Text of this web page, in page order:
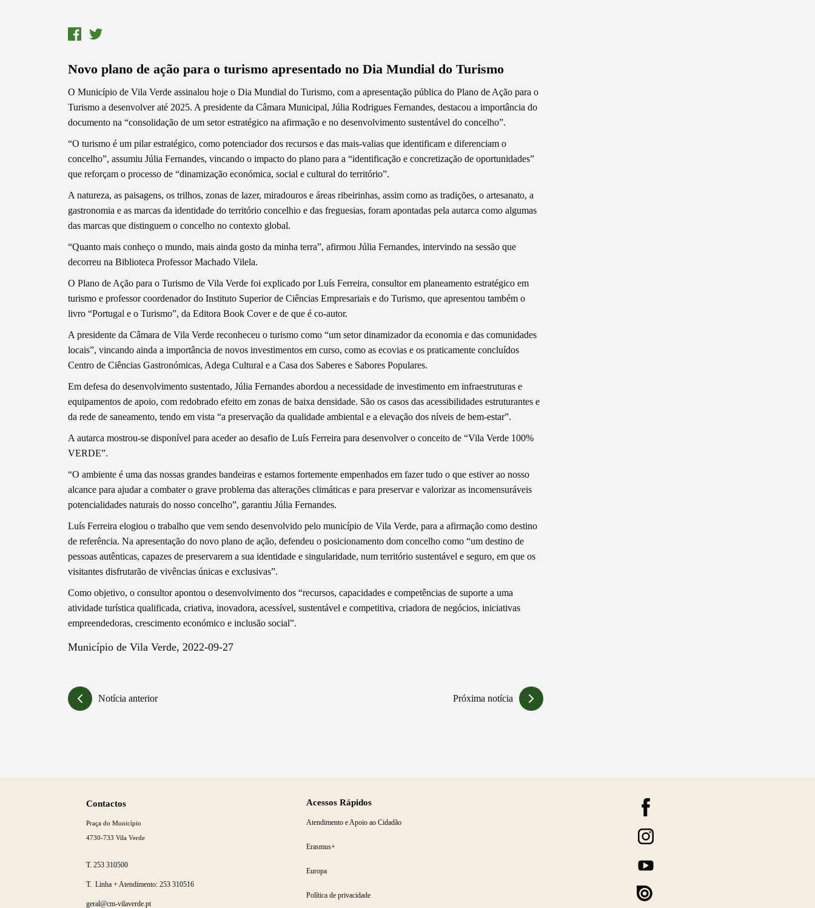
Termo de Pesquisa
Categorias gerais
Filtros
Novo plano de ação para o turismo apresentado no Dia Mundial do Turismo
O Município de Vila Verde assinalou hoje o Dia Mundial do Turismo, com a apresentação pública do Plano de Ação para o
Turismo a desenvolver até 2025. A presidente da Câmara Municipal, Júlia Rodrigues Fernandes, destacou a importância do
documento na “consolidação de um setor estratégico na afirmação e no desenvolvimento sustentável do concelho”.
“O turismo é um pilar estratégico, como potenciador dos recursos e das mais-valias que identificam e diferenciam o
concelho”, assumiu Júlia Fernandes, vincando o impacto do plano para a “identificação e concretização de oportunidades”
que reforçam o processo de “dinamização económica, social e cultural do território”.
A natureza, as paisagens, os trilhos, zonas de lazer, miradouros e áreas ribeirinhas, assim como as tradições, o artesanato, a
gastronomia e as marcas da identidade do território concelhio e das freguesias, foram apontadas pela autarca como algumas
das marcas que distinguem o concelho no contexto global.
“Quanto mais conheço o mundo, mais ainda gosto da minha terra”, afirmou Júlia Fernandes, intervindo na sessão que
decorreu na Biblioteca Professor Machado Vilela.
O Plano de Ação para o Turismo de Vila Verde foi explicado por Luís Ferreira, consultor em planeamento estratégico em
turismo e professor coordenador do Instituto Superior de Ciências Empresariais e do Turismo, que apresentou também o
livro “Portugal e o Turismo”, da Editora Book Cover e de que é co-autor.
A presidente da Câmara de Vila Verde reconheceu o turismo como “um setor dinamizador da economia e das comunidades
locais”, vincando ainda a importância de novos investimentos em curso, como as ecovias e os praticamente concluídos
Centro de Ciências Gastronómicas, Adega Cultural e a Casa dos Saberes e Sabores Populares.
Em defesa do desenvolvimento sustentado, Júlia Fernandes abordou a necessidade de investimento em infraestruturas e
equipamentos de apoio, com redobrado efeito em zonas de baixa densidade. São os casos das acessibilidades estruturantes e
da rede de saneamento, tendo em vista “a preservação da qualidade ambiental e a elevação dos níveis de bem-estar”.
A autarca mostrou-se disponível para aceder ao desafio de Luís Ferreira para desenvolver o conceito de “Vila Verde 100%
VERDE”.
“O ambiente é uma das nossas grandes bandeiras e estamos fortemente empenhados em fazer tudo o que estiver ao nosso
alcance para ajudar a combater o grave problema das alterações climáticas e para preservar e valorizar as incomensuráveis
potencialidades naturais do nosso concelho”, garantiu Júlia Fernandes.
Luís Ferreira elogiou o trabalho que vem sendo desenvolvido pelo município de Vila Verde, para a afirmação como destino
de referência. Na apresentação do novo plano de ação, defendeu o posicionamento dom concelho como “um destino de
pessoas autênticas, capazes de preservarem a sua identidade e singularidade, num território sustentável e seguro, em que os
visitantes disfrutarão de vivências únicas e exclusivas”.
Como objetivo, o consultor apontou o desenvolvimento dos “recursos, capacidades e competências de suporte a uma
atividade turística qualificada, criativa, inovadora, acessível, sustentável e competitiva, criadora de negócios, iniciativas
empreendedoras, crescimento económico e inclusão social”.
Município de Vila Verde, 2022-09-27
Notícia anterior Próxima notícia
Contactos
Praça do Município
4730-733 Vila Verde
T. 253 310500
T. Linha + Atendimento: 253 310516
geral@cm-vilaverde.pt
Acessos Rápidos
Atendimento e Apoio ao Cidadão
Erasmus+
Europa
Política de privacidade